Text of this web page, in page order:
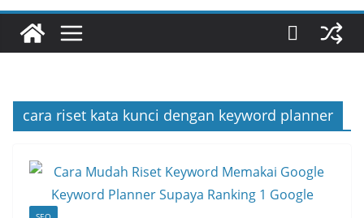
cara riset kata kunci dengan keyword planner